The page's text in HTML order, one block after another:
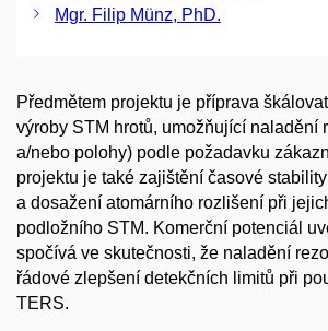
Mgr. Filip Münz, PhD.
Předmětem projektu je příprava
výroby STM hrotů, umožňující naladění
a/nebo polohy) podle požadavku
projektu je také zajištění časové
a dosažení atomárního rozlišení při
podložního STM. Komerční potenciál
spočívá ve skutečnosti, že naladění
řádové zlepšení detekčních limitů při
TERS.